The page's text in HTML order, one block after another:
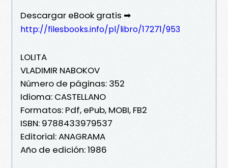
Descargar eBook gratis ➡
http://filesbooks.info/pl/libro/17271/953
LOLITA
VLADIMIR NABOKOV
Número de páginas: 352
Idioma: CASTELLANO
Formatos: Pdf, ePub, MOBI, FB2
ISBN: 9788433979537
Editorial: ANAGRAMA
Año de edición: 1986